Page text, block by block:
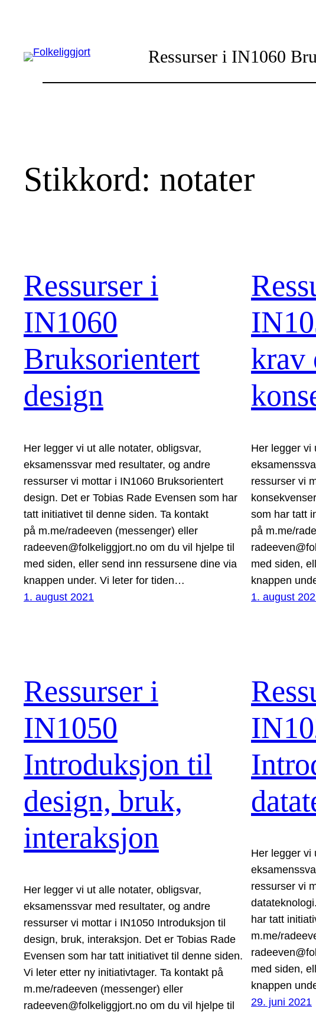
innhold
Ressurser i IN1060
Stikkord: notater
Ressurser i
IN1060
Bruksorientert
design
Her legger vi ut alle notater, obligsvar,
eksamenssvar med resultater, og andre
ressurser vi mottar i IN1060 Bruksorientert
design. Det er Tobias Rade Evensen som har
tatt initiativet til denne siden. Ta kontakt
på m.me/radeeven (messenger) eller
radeeven@folkeliggjort.no om du vil hjelpe til
med siden, eller send inn ressursene dine via
knappen under. Vi leter for tiden…
1. august 2021
krav
Her legger vi
ressurser vi
som har tatt
på m.me/
med siden,
knappen
1. august
Ressurser i
IN1050
Introduksjon til
design, bruk,
interaksjon
Her legger vi ut alle notater, obligsvar,
eksamenssvar med resultater, og andre
ressurser vi mottar i IN1050 Introduksjon til
design, bruk, interaksjon. Det er Tobias Rade
Evensen som har tatt initiativet til denne siden.
Vi leter etter ny initiativtager. Ta kontakt på
m.me/radeeven (messenger) eller
radeeven@folkeliggjort.no om du vil hjelpe til
Her legger vi
ressurser vi
har tatt
m.me/
med siden,
knappen
29. juni 2021